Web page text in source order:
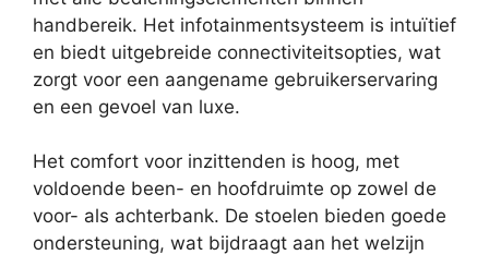
handbereik. Het infotainmentsysteem is intuïtief
en biedt uitgebreide connectiviteitsopties, wat
zorgt voor een aangename gebruikerservaring
en een gevoel van luxe.
Het comfort voor inzittenden is hoog, met
voldoende been- en hoofdruimte op zowel de
voor- als achterbank. De stoelen bieden goede
ondersteuning, wat bijdraagt aan het welzijn